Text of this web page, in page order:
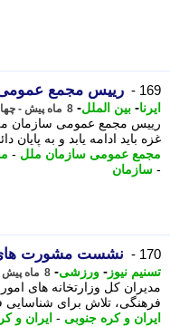
169 - رییس مجمع عمومی
ایرنا- بین الملل- 8 ماه پیش - چهارشنبه 12 آذر 1404، 01:45
رییس مجمع عمومی سازمان
غزه باید ادامه یابد و به
مجمع عمومی سازمان ملل -
- سازمان
170 - نشست مشورت های
تسنیم نیوز - ورزشی- 8 ماه پیش - یکشنبه 9 آذر 1404، 20:50
مدیران کل وزارتخانه های
فرهنگی، تلاش برای شناسایی
ایران و کره جنوبی - ایران و